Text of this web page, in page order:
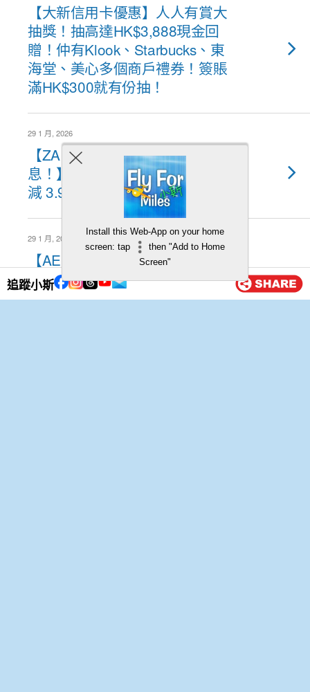
追蹤小斯
【大新信用卡優惠】人人有賞大
抽獎！抽高達HK$3,888現金回
贈！仲有Klook、Starbucks、東
海堂、美心多個商戶禮券！簽賬
滿HK$300就有份抽！
29 1 月, 2026
【ZA Bank 稅季貸款！低至 0
息！】資產越多減息越多，最高
減 3.99%！
29 1 月, 2026
【AE卡OK便利店優惠】買$50
或以上有$10回贈！記得要登記
咗先！一卡可以用一次！
Install this Web-App on your home
screen: tap
then "Add to Home
Screen"